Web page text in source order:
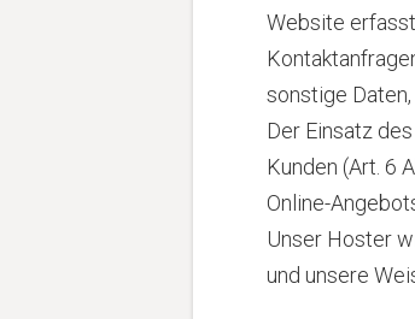
Website
sonstige
Der Einsatz
Kunden (Art. 6
Online-
Unser Hoster
und unsere